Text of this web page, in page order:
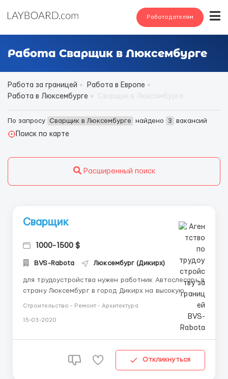
Работодателям
Работа Сварщик в Люксембурге
Работа за границей
Работа в Европе
Работа в Люксембурге
По запросу Сварщик в Люксембурге найдено 3
вакансий
Поиск по карте
Расширенный поиск
Сварщик
1000-1500 $
BVS-Rabota Люксембург (Дикирх)
для трудоустройства нужен работник Автослесарь в
страну Люксембург в город Дикирх на высокую
сотрудник без наличия знаний немецкий язык можно
Строительство - Ремонт - Архитектура
15-03-2020
Откликнуться